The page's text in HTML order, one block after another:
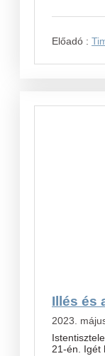
Előadó :
Illés és
2023.
21-én. Igét